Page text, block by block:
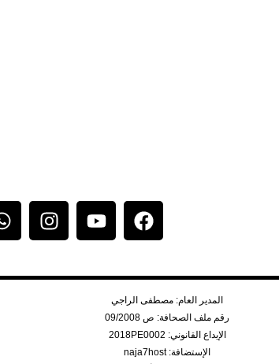
المدير العام: مصطفى الراجي
رقم ملف الصحافة: ص 09/2008
الإيداع القانوني: 2018PE0002
الإستضافة: naja7host